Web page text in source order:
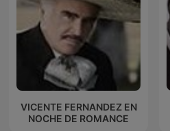
VICENTE FERNANDEZ EN
NOCHE DE ROMANCE